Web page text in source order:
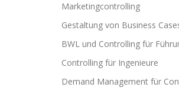
Marketingcontrolling
Gestaltung von Business
BWL und Controlling für
Controlling für Ingenieure
Demand Management für